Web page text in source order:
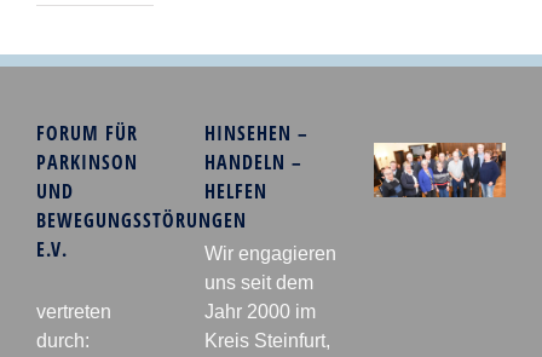
FORUM FÜR
PARKINSON
UND
BEWEGUNGSSTÖRUNGEN
E.V.
vertreten
durch:
HINSEHEN –
HANDELN –
HELFEN
Wir engagieren
uns seit dem
Jahr 2000 im
Kreis Steinfurt,